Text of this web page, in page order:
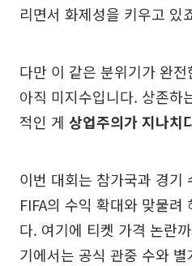
리면서 화제성을 키우고 있
다만 이 같은 분위기가 완
아직 미지수입니다. 상존하
적인 게 상업주의가 지나치
이번 대회는 참가국과 경기
FIFA의 수익 확대와 맞물려
다. 여기에 티켓 가격 논란
기에서는 공식 관중 수와